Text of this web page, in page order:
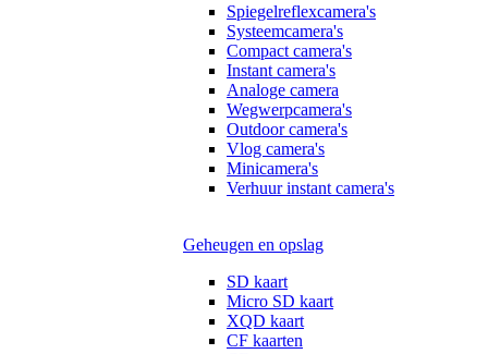
Spiegelreflexcamera's
Systeemcamera's
Compact camera's
Instant camera's
Analoge camera
Wegwerpcamera's
Outdoor camera's
Vlog camera's
Minicamera's
Verhuur instant camera's
Geheugen en opslag
SD kaart
Micro SD kaart
XQD kaart
CF kaarten